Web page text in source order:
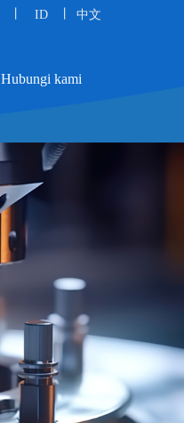
Hubungi kami
ID 中文